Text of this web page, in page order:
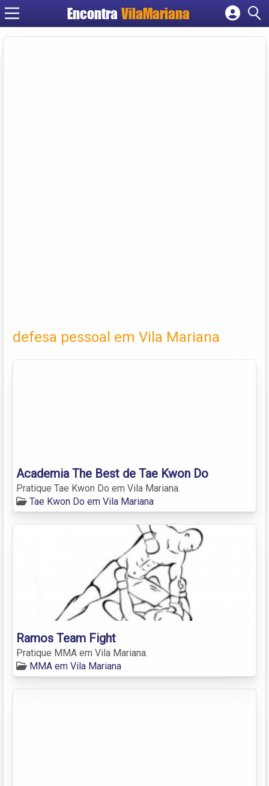
EncontraVilaMariana
Cadastrar empresa
defesa pessoal em Vila Mariana
Academia The Best de Tae Kwon Do
Pratique Tae Kwon Do em Vila Mariana.
Tae Kwon Do em Vila Mariana
Ramos Team Fight
Pratique MMA em Vila Mariana.
MMA em Vila Mariana